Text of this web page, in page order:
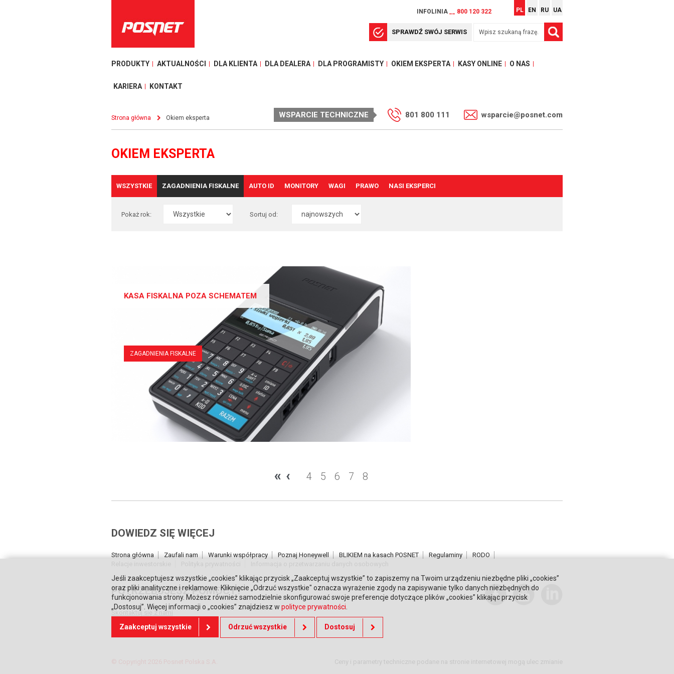
INFOLINIA __ 800 120 322 PL EN RU UA
SPRAWDŹ SWÓJ SERWIS
PRODUKTY AKTUALNOŚCI DLA KLIENTA DLA DEALERA DLA PROGRAMISTY OKIEM EKSPERTA KASY ONLINE O NAS
KARIERA KONTAKT
Strona główna Okiem eksperta WSPARCIE TECHNICZNE 801 800 111 wsparcie@posnet.com
OKIEM EKSPERTA
WSZYSTKIE ZAGADNIENIA FISKALNE AUTO ID MONITORY WAGI PRAWO NASI EKSPERCI
Pokaż rok: Sortuj od:
KASA FISKALNA POZA SCHEMATEM
ZAGADNIENIA FISKALNE
« ‹ 4 5 6 7 8
DOWIEDZ SIĘ WIĘCEJ
Strona główna Zaufali nam Warunki współpracy Poznaj Honeywell BLIKIEM na kasach POSNET Regulaminy
RODO
POTRZEBUJESZ POMOCY?
Skontaktuj się z nami
Ceny i parametry techniczne podane na stronie internetowej mogą ulec zmianie
Jeśli zaakceptujesz wszystkie „cookies” klikając przycisk „Zaakceptuj wszystkie” to zapiszemy na Twoim urządzeniu niezbędne pliki „cookies”
oraz pliki analityczne i reklamowe. Kliknięcie „Odrzuć wszystkie" oznacza wyrażenie zgody na zapisywanie tylko danych niezbędnych do
funkcjonowania strony. Możesz również samodzielnie skonfigurować swoje preferencje dotyczące plików „cookies” klikając przycisk
„Dostosuj”. Więcej informacji o „cookies” znajdziesz w polityce prywatności.
Zaakceptuj wszystkie Odrzuć wszystkie Dostosuj